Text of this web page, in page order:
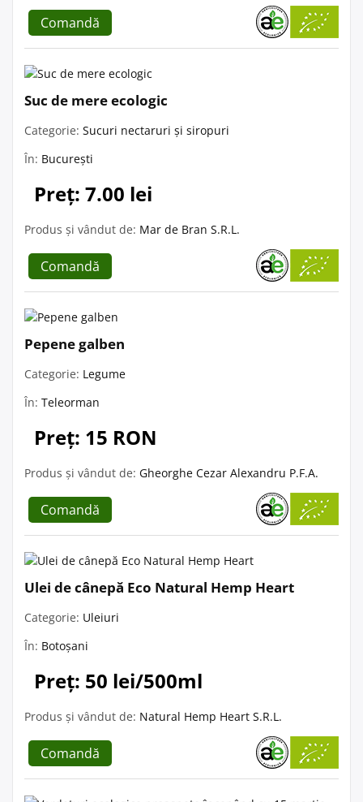
Comandă
Suc de mere ecologic
Categorie: Sucuri nectaruri și siropuri
În: București
Preț: 7.00 lei
Produs și vândut de: Mar de Bran S.R.L.
Comandă
Pepene galben
Categorie: Legume
În: Teleorman
Preț: 15 RON
Produs și vândut de: Gheorghe Cezar Alexandru P.F.A.
Comandă
Ulei de cânepă Eco Natural Hemp Heart
Categorie: Uleiuri
În: Botoșani
Preț: 50 lei/500ml
Produs și vândut de: Natural Hemp Heart S.R.L.
Comandă